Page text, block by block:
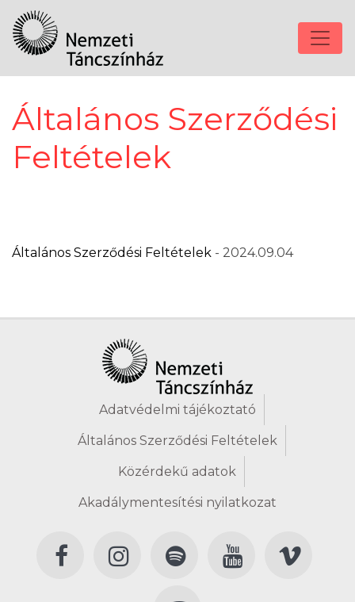
Általános Szerződési
Feltételek
Általános Szerződési Feltételek - 2024.09.04
Adatvédelmi tájékoztató
Általános Szerződési Feltételek
Közérdekű adatok
Akadálymentesítési nyilatkozat